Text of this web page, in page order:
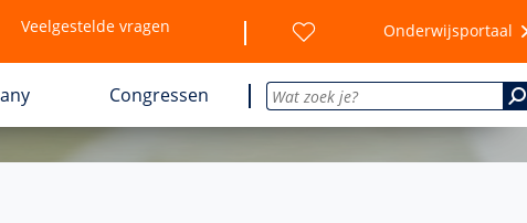
Veelgestelde vragen Onderwijsportaal
Congressen